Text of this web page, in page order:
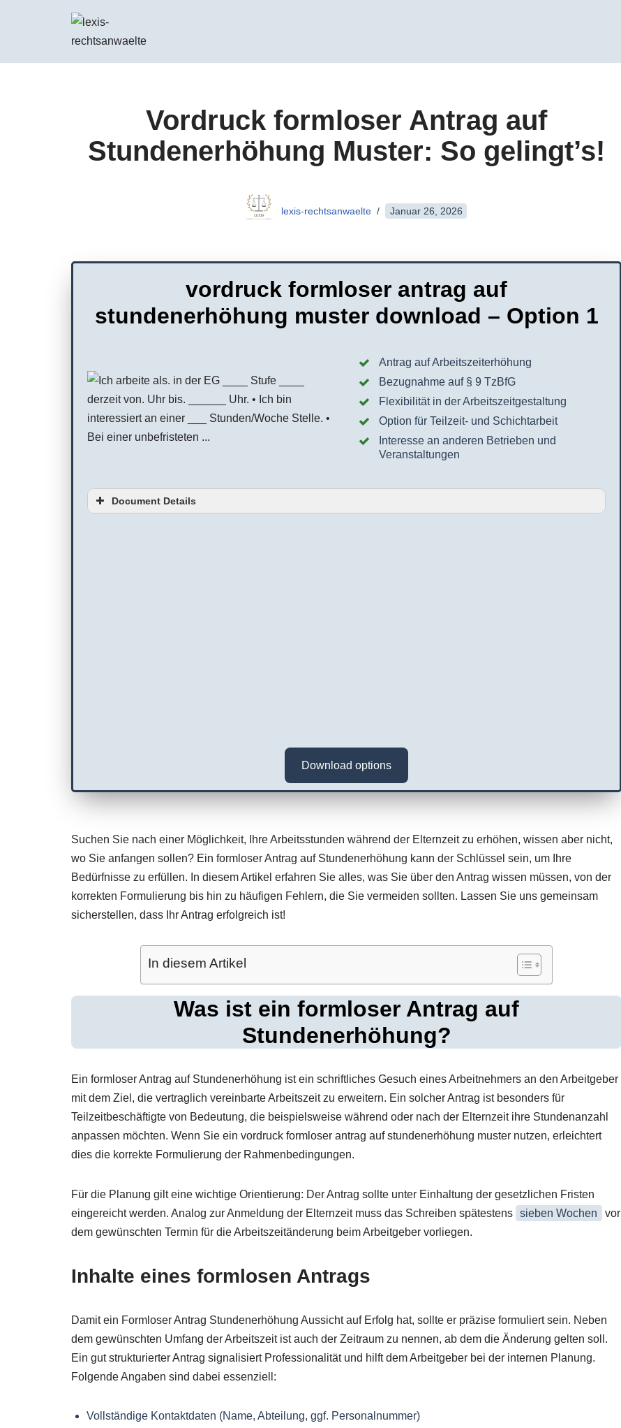
Vordruck formloser Antrag auf
Stundenerhöhung Muster: So gelingt’s!
lexis-rechtsanwaelte Januar 26, 2026
vordruck formloser antrag auf
stundenerhöhung muster download – Option 1
Antrag auf Arbeitszeiterhöhung
Bezugnahme auf § 9 TzBfG
Flexibilität in der Arbeitszeitgestaltung
Option für Teilzeit- und Schichtarbeit
Interesse an anderen Betrieben und
Veranstaltungen
Document Details
Download options
Suchen Sie nach einer Möglichkeit, Ihre Arbeitsstunden während der Elternzeit zu erhöhen, wissen aber nicht,
wo Sie anfangen sollen? Ein formloser Antrag auf Stundenerhöhung kann der Schlüssel sein, um Ihre
Bedürfnisse zu erfüllen. In diesem Artikel erfahren Sie alles, was Sie über den Antrag wissen müssen, von der
korrekten Formulierung bis hin zu häufigen Fehlern, die Sie vermeiden sollten. Lassen Sie uns gemeinsam
sicherstellen, dass Ihr Antrag erfolgreich ist!
In diesem Artikel
Was ist ein formloser Antrag auf
Stundenerhöhung?
Ein formloser Antrag auf Stundenerhöhung ist ein schriftliches Gesuch eines Arbeitnehmers an den Arbeitgeber
mit dem Ziel, die vertraglich vereinbarte Arbeitszeit zu erweitern. Ein solcher Antrag ist besonders für
Teilzeitbeschäftigte von Bedeutung, die beispielsweise während oder nach der Elternzeit ihre Stundenanzahl
anpassen möchten. Wenn Sie ein vordruck formloser antrag auf stundenerhöhung muster nutzen, erleichtert
dies die korrekte Formulierung der Rahmenbedingungen.
Für die Planung gilt eine wichtige Orientierung: Der Antrag sollte unter Einhaltung der gesetzlichen Fristen
eingereicht werden. Analog zur Anmeldung der Elternzeit muss das Schreiben spätestens
sieben Wochen
vor
dem gewünschten Termin für die Arbeitszeitänderung beim Arbeitgeber vorliegen.
Inhalte eines formlosen Antrags
Damit ein Formloser Antrag Stundenerhöhung Aussicht auf Erfolg hat, sollte er präzise formuliert sein. Neben
dem gewünschten Umfang der Arbeitszeit ist auch der Zeitraum zu nennen, ab dem die Änderung gelten soll.
Ein gut strukturierter Antrag signalisiert Professionalität und hilft dem Arbeitgeber bei der internen Planung.
Folgende Angaben sind dabei essenziell:
Vollständige Kontaktdaten (Name, Abteilung, ggf. Personalnummer)